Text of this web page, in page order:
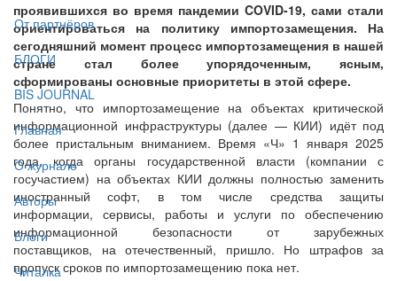
От партнёров
БЛОГИ
BIS JOURNAL
Главная
О журнале
Авторы
Блоги
Читалка
проявившихся во время пандемии COVID-19, сами стали
ориентироваться на политику импортозамещения. На
сегодняшний момент процесс импортозамещения в нашей
стране стал более упорядоченным, ясным,
сформированы основные приоритеты в этой сфере.
Понятно, что импортозамещение на объектах критической
информационной инфраструктуры (далее — КИИ) идёт под
более пристальным вниманием. Время «Ч» 1 января 2025
года, когда органы государственной власти (компании с
госучастием) на объектах КИИ должны полностью заменить
иностранный софт, в том числе средства защиты
информации, сервисы, работы и услуги по обеспечению
информационной безопасности от зарубежных
поставщиков, на отечественный, пришло. Но штрафов за
пропуск сроков по импортозамещению пока нет.